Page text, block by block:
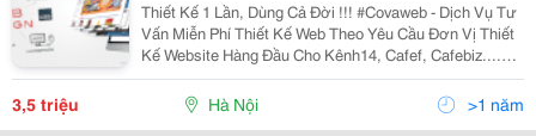
Thiết Kế 1 Lần, Dùng Cả Đời !!! #Covaweb - Dịch Vụ Tư
Vấn Miễn Phí Thiết Kế Web Theo Yêu Cầu Đơn Vị Thiết
Kế Website Hàng Đầu Cho Kênh14, Cafef, Cafebiz....
Đến Với Chúng Tôi Bạn Sẽ Được: Nhân Viên Tư Vấn
3,5 triệu Hà Nội >1 năm